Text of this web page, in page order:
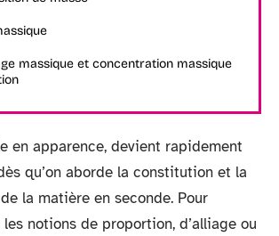
massique et concentration massique
en apparence, devient rapidement
qu’on aborde la constitution et la
la matière en seconde. Pour
notions de proportion, d’alliage ou